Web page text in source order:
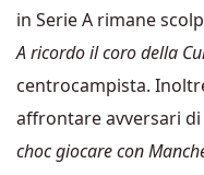
in Serie A rimane
A ricordo il coro della
centrocampista.
affrontare avversari
choc giocare con